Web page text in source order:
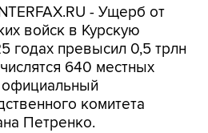
- Ущерб от
войск в Курскую
годах превысил 0,5 трлн
640 местных
официальный
комитета
Петренко.